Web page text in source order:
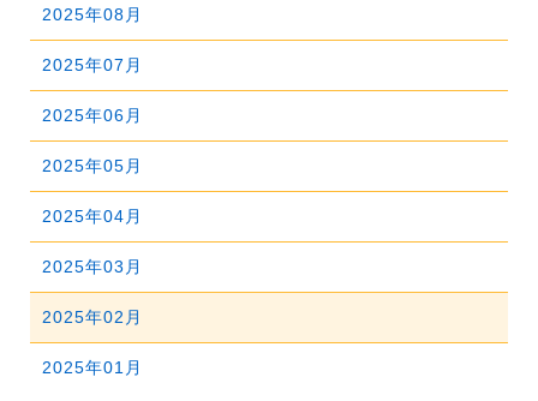
2025年08月
2025年07月
2025年06月
2025年05月
2025年04月
2025年03月
2025年02月
2025年01月